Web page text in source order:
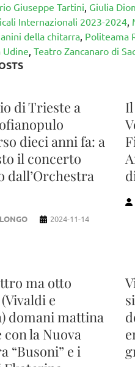
Giuseppe Tartini, Giulia
Internazionali 2023-2024,
della chitarra, Politeama
Udine, Teatro Zancanaro di
di Trieste a
dieci anni fa: a
il concerto
dall’Orchestra
2024-11-14
ma otto
e
domani mattina
con la Nuova
“Busoni” e i